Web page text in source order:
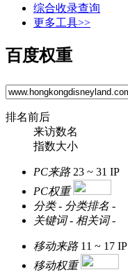
综合收录查询
更多工具>>
百度权重
排名前后
来访数名
指数大小
PC来路 23 ~ 31 IP
PC权重
分类 - 分类排名 -
关键词 - 相关词 -
移动来路 11 ~ 17 IP
移动权重